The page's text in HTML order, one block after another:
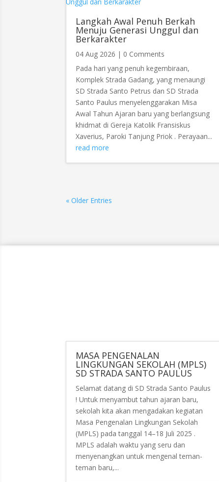
Langkah Awal Penuh Berkah
Menuju Generasi Unggul dan
Berkarakter
04 Aug 2026 | 0 Comments
Pada hari yang penuh kegembiraan,
Komplek Strada Gadang, yang menaungi
SD Strada Santo Petrus dan SD Strada
Santo Paulus menyelenggarakan Misa
Awal Tahun Ajaran baru yang berlangsung
khidmat di Gereja Katolik Fransiskus
Xaverius, Paroki Tanjung Priok . Perayaan...
read more
« Older Entries
MASA PENGENALAN
LINGKUNGAN SEKOLAH (MPLS)
SD STRADA SANTO PAULUS
Selamat datang di SD Strada Santo Paulus
! Untuk menyambut tahun ajaran baru,
sekolah kita akan mengadakan kegiatan
Masa Pengenalan Lingkungan Sekolah
(MPLS) pada tanggal 14–18 Juli 2025 .
MPLS adalah waktu yang seru dan
menyenangkan untuk mengenal teman-
teman baru,...